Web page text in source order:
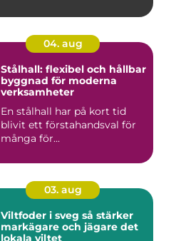
04. aug
Stålhall: flexibel och hållbar
byggnad för moderna
verksamheter
En stålhall har på kort tid
blivit ett förstahandsval för
många för...
03. aug
Viltfoder i sveg så stärker
markägare och jägare det
lokala viltet